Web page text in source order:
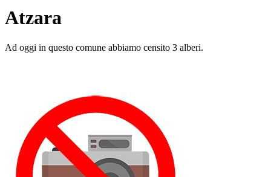
Atzara
Ad oggi in questo comune abbiamo censito 3 alberi.